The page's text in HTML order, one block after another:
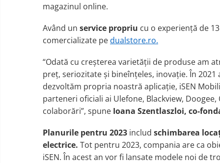
magazinul online.
Având un service propriu cu o experiență de
comercializate pedualstore.ro.
“Odată cu creșterea varietății de produse am
preț, seriozitate și bineînțeles, inovație. În
dezvoltăm propria noastră aplicație, iSEN
parteneri oficiali ai Ulefone, Blackview, Doogee,
colaborări”, spune Ioana Szentlaszloi, co-
Planurile pentru 2023 includ schimbarea loca
electrice. Tot pentru 2023, compania are ca
iSEN. În acest an vor fi lansate modele noi de